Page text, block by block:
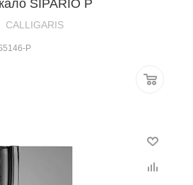
SIPARIO P
CALLIGARIS
P